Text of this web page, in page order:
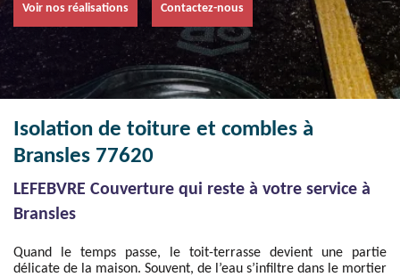
Voir nos réalisations Contactez-nous
Isolation de toiture et combles à
Bransles 77620
LEFEBVRE Couverture qui reste à votre service à
Bransles
Quand le temps passe, le toit-terrasse devient une partie
délicate de la maison. Souvent, de l’eau s’infiltre dans le mortier